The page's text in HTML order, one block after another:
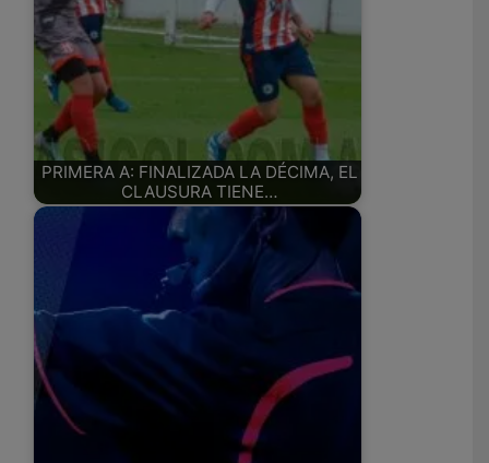
PRIMERA A: FINALIZADA LA DÉCIMA, EL
CLAUSURA TIENE…